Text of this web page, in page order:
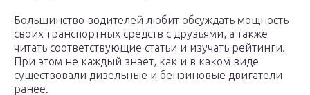
Большинство водителей любит обсуждать мощность
своих транспортных средств с друзьями, а также
читать соответствующие статьи и изучать рейтинги.
При этом не каждый знает, как и в каком виде
существовали дизельные и бензиновые двигатели
ранее.